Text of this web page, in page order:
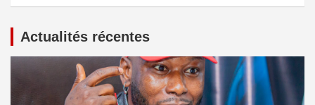
Actualités récentes